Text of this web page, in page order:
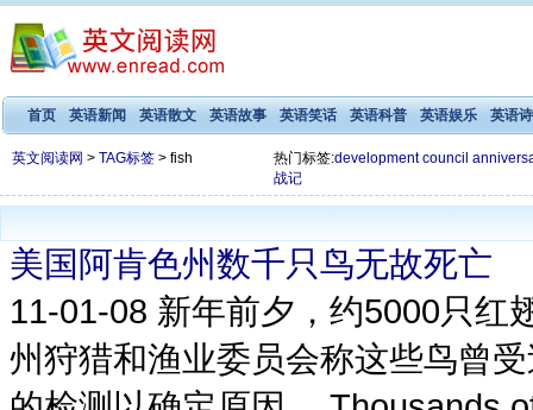
首页 英语新闻 英语散文 英语故事 英语笑话 英语科普 英语娱乐 英语
英文阅读网 > TAG标签 > fish 热门标签:development council
战记
美国阿肯色州数千只鸟无故死亡
11-01-08 新年前夕，约5000只红
州狩猎和渔业委员会称这些鸟曾